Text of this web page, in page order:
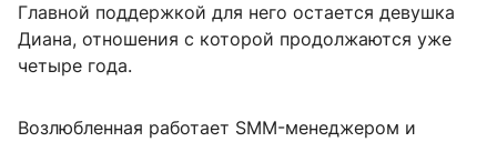
Главной поддержкой для него остается девушка
Диана, отношения с которой продолжаются уже
четыре года.
Возлюбленная работает SMM-менеджером и